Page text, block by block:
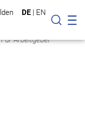
DE | EN
Suche
Für Arbeitgeber